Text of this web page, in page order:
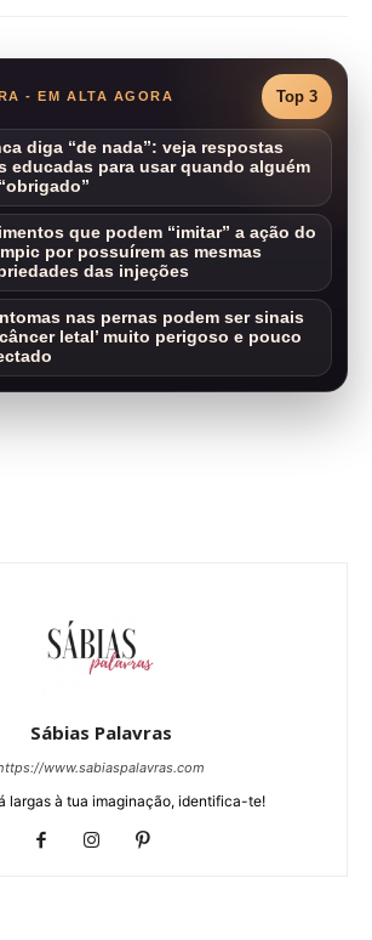
- EM ALTA AGORA Top 3
diga “de nada”: veja respostas
educadas para usar quando alguém
que podem “imitar” a ação do
por possuírem as mesmas
das injeções
nas pernas podem ser sinais
letal’ muito perigoso e pouco
Sábias Palavras
www.sabiaspalavras.com
largas à tua imaginação, identifica-te!